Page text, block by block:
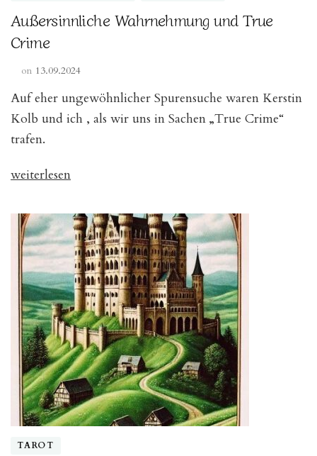
Außersinnliche Wahrnehmung und True
Crime
on 13.09.2024
Auf eher ungewöhnlicher Spurensuche waren Kerstin
Kolb und ich , als wir uns in Sachen „True Crime“
trafen.
„Außersinnliche
und
True
Crime“
weiterlesen
TAROT